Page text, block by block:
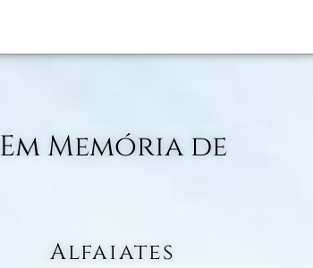
Em Memória de
Alfaiates